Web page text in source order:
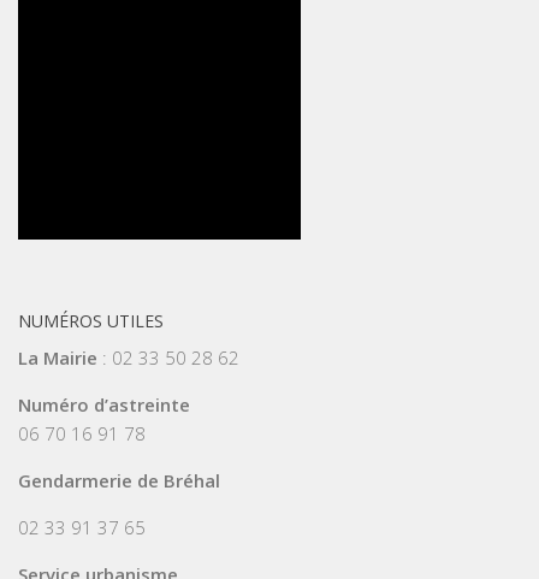
NUMÉROS UTILES
La Mairie : 02 33 50 28 62
Numéro d’astreinte
06 70 16 91 78
Gendarmerie de Bréhal
02 33 91 37 65